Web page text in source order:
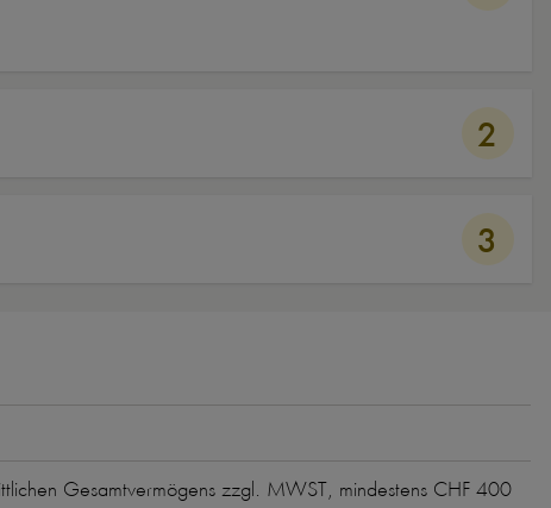
2
3
Gesamtvermögens zzgl. MWST, mindestens CHF 400